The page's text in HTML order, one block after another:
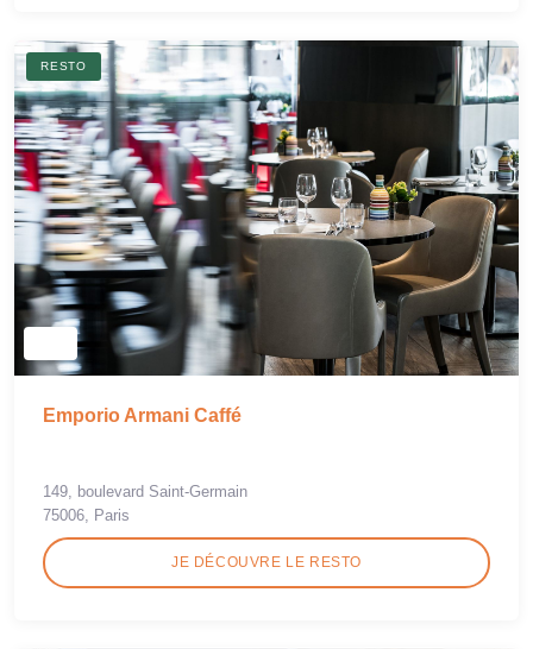
RESTO
Emporio Armani Caffé
149, boulevard Saint-Germain
75006, Paris
JE DÉCOUVRE LE RESTO